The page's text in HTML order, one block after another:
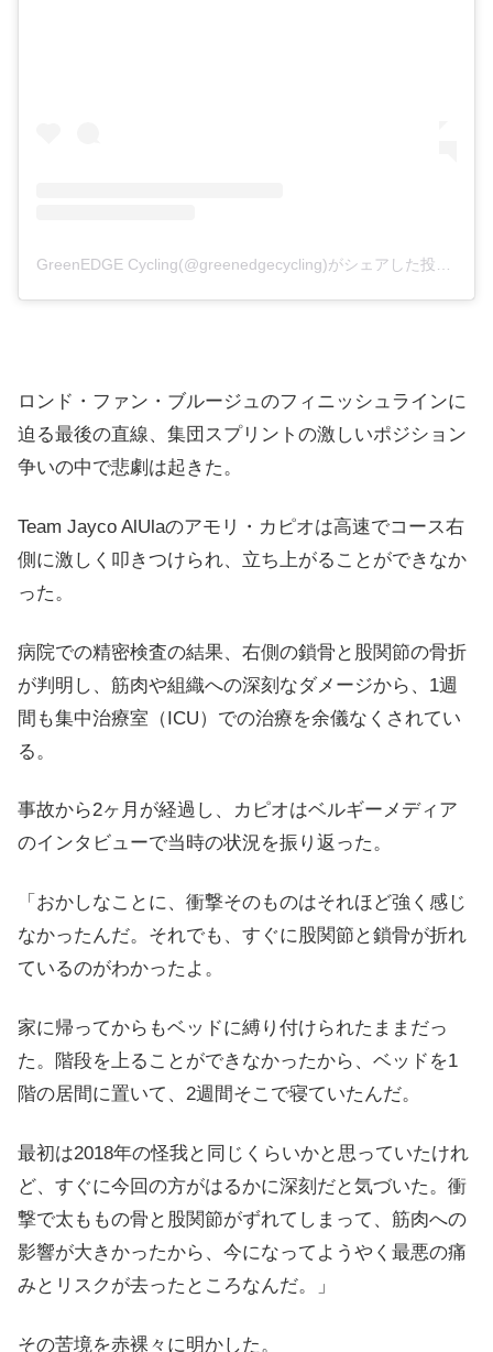
GreenEDGE Cycling(@greenedgecycling)がシェアした投稿
ロンド・ファン・ブルージュのフィニッシュラインに
迫る最後の直線、集団スプリントの激しいポジション
争いの中で悲劇は起きた。
Team Jayco AlUlaのアモリ・カピオは高速でコース右
側に激しく叩きつけられ、立ち上がることができなか
った。
病院での精密検査の結果、右側の鎖骨と股関節の骨折
が判明し、筋肉や組織への深刻なダメージから、1週
間も集中治療室（ICU）での治療を余儀なくされてい
る。
事故から2ヶ月が経過し、カピオはベルギーメディア
のインタビューで当時の状況を振り返った。
「おかしなことに、衝撃そのものはそれほど強く感じ
なかったんだ。それでも、すぐに股関節と鎖骨が折れ
ているのがわかったよ。
家に帰ってからもベッドに縛り付けられたままだっ
た。階段を上ることができなかったから、ベッドを1
階の居間に置いて、2週間そこで寝ていたんだ。
最初は2018年の怪我と同じくらいかと思っていたけれ
ど、すぐに今回の方がはるかに深刻だと気づいた。衝
撃で太ももの骨と股関節がずれてしまって、筋肉への
影響が大きかったから、今になってようやく最悪の痛
みとリスクが去ったところなんだ。」
その苦境を赤裸々に明かした。